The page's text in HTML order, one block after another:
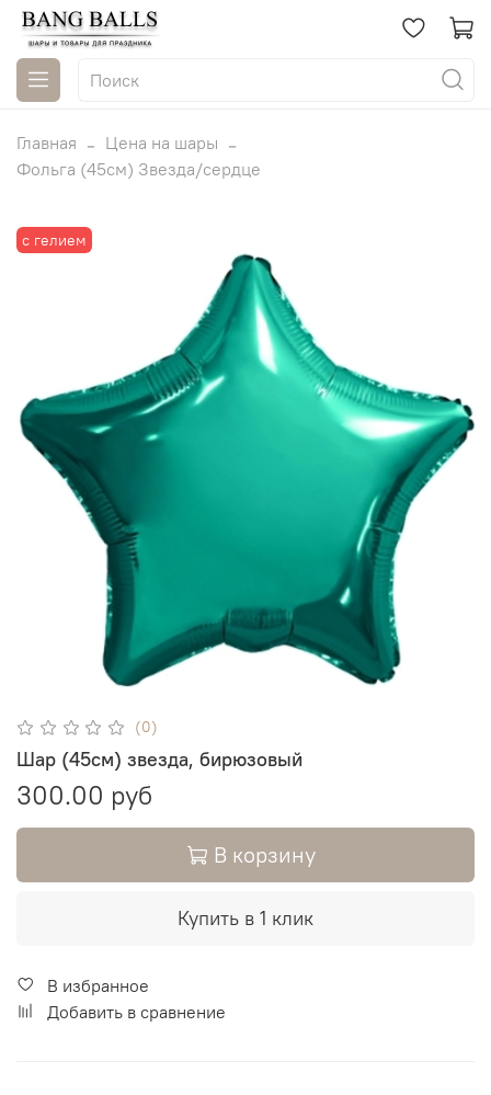
Главная
Цена на шары
Фольга (45см) Звезда/сердце
с гелием
(0)
Шар (45см) звезда, бирюзовый
300.00 руб
В корзину
Купить в 1 клик
В избранное
Добавить в сравнение